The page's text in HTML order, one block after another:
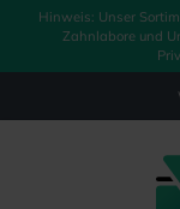
springen
Hinweis: Unser
Zahnlabore und